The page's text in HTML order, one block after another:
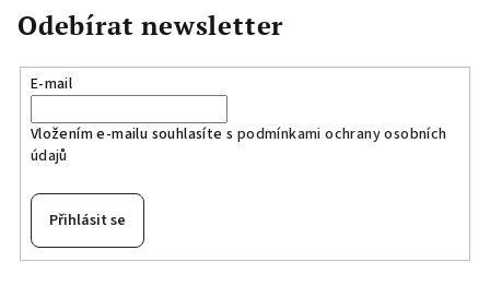
Odebírat newsletter
E-mail
Vložením e-mailu souhlasíte s podmínkami ochrany osobních
údajů
Přihlásit se